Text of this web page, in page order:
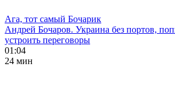
Ага, тот самый Бочарик
Андрей Бочаров. Украина без портов,
устроить переговоры
01:04
24 мин